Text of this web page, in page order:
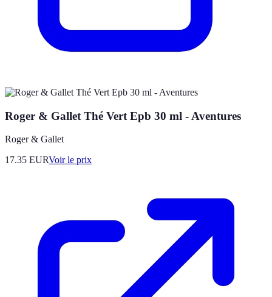
Roger & Gallet Thé Vert Epb 30 ml - Aventures
Roger & Gallet
17.35 EURVoir le prix